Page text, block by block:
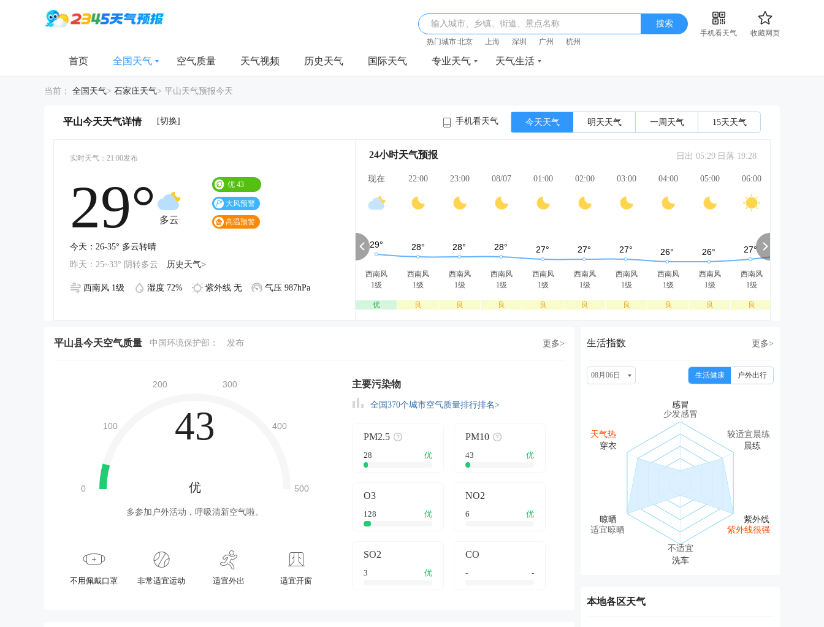
输入城市、乡镇、街道、景点名称 搜索
手机看天气
收藏网页
热门城市:北京 上海 深圳 广州 杭州
首页 全国天气 空气质量 天气视频 历史天气 国际天气 专业天气 天气生活
当前： 全国天气> 石家庄天气> 平山天气预报今天
平山今天天气详情 [切换] 手机看天气 今天天气 明天天气 一周天气 15天天气
实时天气：21:00发布
29° 多云
优 43
大风预警
高温预警
今天：26-35° 多云转晴
昨天：25~33° 阴转多云
历史天气>
西南风 1级 湿度 72% 紫外线 无 气压 987hPa
24小时天气预报 日出 05:29 日落 19:28
现在
西南风
1级
优
22:00
西南风
1级
良
23:00
西南风
1级
良
08/07
西南风
1级
良
01:00
西南风
1级
良
02:00
西南风
1级
良
03:00
西南风
1级
良
04:00
西南风
1级
良
05:00
西南风
1级
良
06:00
西南风
1级
良
平山县今天空气质量 中国环境保护部： 发布 更多>
43
优
多参加户外活动，呼吸清新空气啦。
不用佩戴口罩 非常适宜运动 适宜外出 适宜开窗
主要污染物
全国370个城市空气质量排行排名>
PM2.5
28 优
PM10
43 优
O3
128 优
NO2
6 优
SO2
3 优
CO
- -
生活指数 更多>
08月06日 生活健康 户外出行
少发感冒
天气热
适宜晾晒
不适宜
紫外线很强
较适宜晨练
本地各区天气